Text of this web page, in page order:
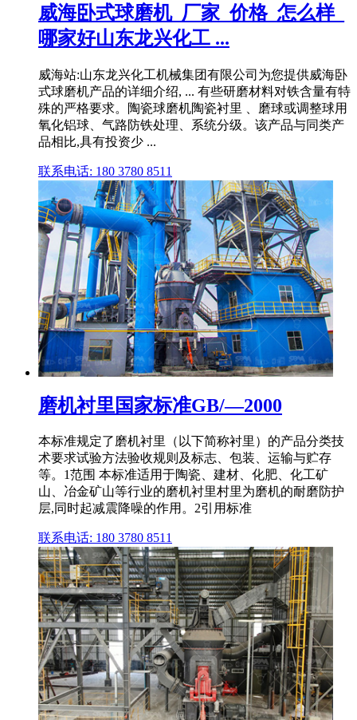
威海卧式球磨机_厂家_价格_怎么样_
哪家好山东龙兴化工 ...
威海站:山东龙兴化工机械集团有限公司为您提供威海卧
式球磨机产品的详细介绍, ... 有些研磨材料对铁含量有特
殊的严格要求。陶瓷球磨机陶瓷衬里 、磨球或调整球用
氧化铝球、气路防铁处理、系统分级。该产品与同类产
品相比,具有投资少 ...
联系电话: 180 3780 8511
磨机衬里国家标准GB/—2000
本标准规定了磨机衬里（以下简称衬里）的产品分类技
术要求试验方法验收规则及标志、包装、运输与贮存
等。1范围 本标准适用于陶瓷、建材、化肥、化工矿
山、冶金矿山等行业的磨机衬里村里为磨机的耐磨防护
层,同时起减震降噪的作用。2引用标准
联系电话: 180 3780 8511